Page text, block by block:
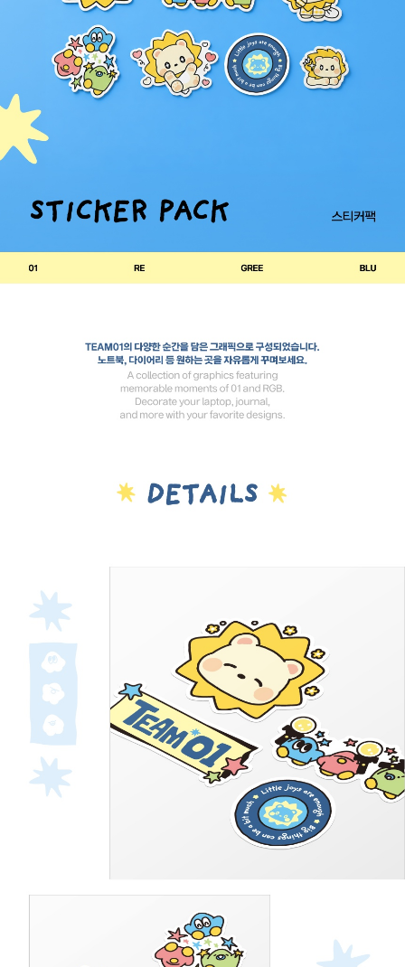
４．使用「AFTEE先享後付」時，將依據個別帳號之用戶狀況，依本公司即
時審查核予不同之上限額度；若仍有額度不足之情形，本公司將視審查結果
請求用戶進行身份認證。
５．嚴禁一人註冊多個帳號或使用他人資訊註冊。若發現惡意使用之情形，
恩沛科技股份有限公司將有權停止該用戶之使用額度並採取法律行動。
亞洲國家/地區配送
北美國家/地區配送 查看運費
歐洲國家/地區配送